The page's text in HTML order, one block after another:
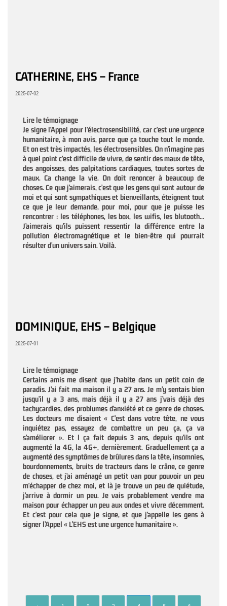
CATHERINE, EHS – France
2025-07-02
Lire le témoignage
Je signe l’Appel pour l’électrosensibilité, car c’est une urgence
humanitaire, à mon avis, parce que ça touche tout le monde.
Et on est très impactés, les électrosensibles. On n’imagine pas
à quel point c’est difficile de vivre, de sentir des maux de tête,
des angoisses, des palpitations cardiaques, toutes sortes de
maux. Ca change la vie. On doit renoncer à beaucoup de
choses. Ce que j’aimerais, c’est que les gens qui sont autour de
moi et qui sont sympathiques et bienveillants, éteignent tout
ce que je leur demande, pour moi, pour que je puisse les
rencontrer : les téléphones, les box, les wifis, les blutooth…
J’aimerais qu’ils puissent ressentir la différence entre la
pollution électromagnétique et le bien-être qui pourrait
résulter d’un univers sain. Voilà.
DOMINIQUE, EHS – Belgique
2025-07-01
Lire le témoignage
Certains amis me disent que j’habite dans un petit coin de
paradis. J’ai fait ma maison il y a 27 ans. Je m’y sentais bien
jusqu’il y a 3 ans, mais déjà il y a 27 ans j’vais déjà des
tachycardies, des problumes d’anxiété et ce genre de choses.
Les docteurs me disaient « C’est dans votre tête, ne vous
inquiétez pas, essayez de combattre un peu ça, ça va
s’améliorer ». Et l ça fait depuis 3 ans, depuis qu’ils ont
augmenté la 4G, la 4G+, dernièrement. Graduellement ça a
augmenté des symptômes de brûlures dans la tête, insomnies,
bourdonnements, bruits de tracteurs dans le crâne, ce genre
de choses, et j’ai aménagé un petit van pour pouvoir un peu
m’échapper de chez moi, et là je trouve un peu de quiétude,
j’arrive à dormir un peu. Je vais probablement vendre ma
maison pour échapper un peu aux ondes et vivre décemment.
Et c’est pour cela que je signe, et que j’appelle les gens à
signer l’Appel « L’EHS est une urgence humanitaire ».